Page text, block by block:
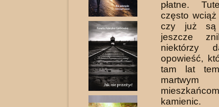
płatne.
często
czy już
jeszcze
niektórzy
opowieść,
tam lat
kamienic.